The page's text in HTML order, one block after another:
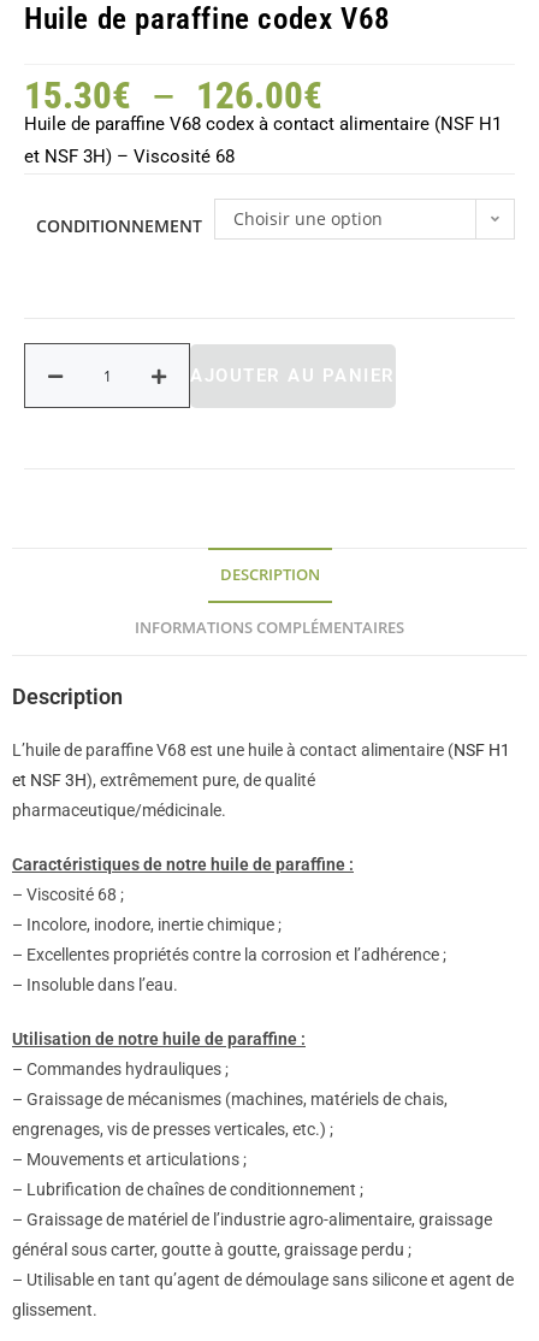
Huile de paraffine codex V68
15.30€ – 126.00€
Huile de paraffine V68 codex à contact alimentaire (NSF H1
et NSF 3H) – Viscosité 68
CONDITIONNEMENT Choisir une option
AJOUTER AU PANIER
DESCRIPTION
INFORMATIONS COMPLÉMENTAIRES
Description
L’huile de paraffine V68 est une huile à contact alimentaire (NSF H1
et NSF 3H), extrêmement pure, de qualité
pharmaceutique/médicinale.
Caractéristiques de notre huile de paraffine :
– Viscosité 68 ;
– Incolore, inodore, inertie chimique ;
– Excellentes propriétés contre la corrosion et l’adhérence ;
– Insoluble dans l’eau.
Utilisation de notre huile de paraffine :
– Commandes hydrauliques ;
– Graissage de mécanismes (machines, matériels de chais,
engrenages, vis de presses verticales, etc.) ;
– Mouvements et articulations ;
– Lubrification de chaînes de conditionnement ;
– Graissage de matériel de l’industrie agro-alimentaire, graissage
général sous carter, goutte à goutte, graissage perdu ;
– Utilisable en tant qu’agent de démoulage sans silicone et agent de
glissement.